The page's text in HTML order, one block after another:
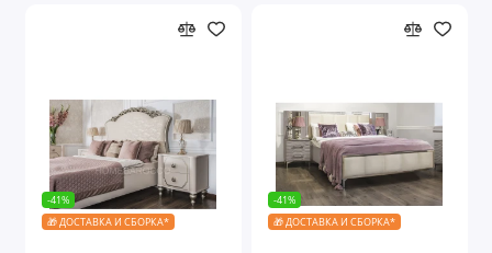
-41%
🎁 ДОСТАВКА И СБОРКА*
-41%
🎁 ДОСТАВКА И СБОРКА*